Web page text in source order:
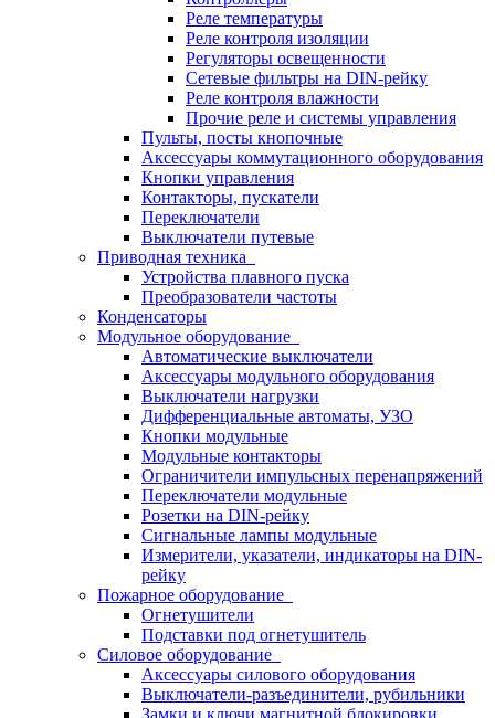
Реле температуры
Реле контроля изоляции
Регуляторы освещенности
Сетевые фильтры на DIN-рейку
Реле контроля влажности
Прочие реле и системы управления
Пульты, посты кнопочные
Аксессуары коммутационного оборудования
Кнопки управления
Контакторы, пускатели
Переключатели
Выключатели путевые
Приводная техника
Устройства плавного пуска
Преобразователи частоты
Конденсаторы
Модульное оборудование
Автоматические выключатели
Аксессуары модульного оборудования
Выключатели нагрузки
Дифференциальные автоматы, УЗО
Кнопки модульные
Модульные контакторы
Ограничители импульсных перенапряжений
Переключатели модульные
Розетки на DIN-рейку
Сигнальные лампы модульные
Измерители, указатели, индикаторы на DIN-
рейку
Пожарное оборудование
Огнетушители
Подставки под огнетушитель
Силовое оборудование
Аксессуары силового оборудования
Выключатели-разъединители, рубильники
Замки и ключи магнитной блокировки